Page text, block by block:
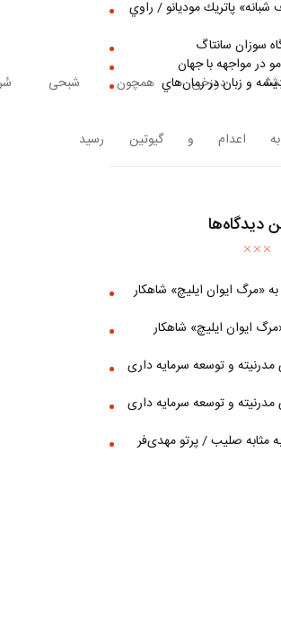
دوزخی همچون شبحی
و به اعدام و گیوتین رسید
پاتريك موديانو / راوي
سوزان سانتاگ
در مواجهه با جهان
و زبان در رمان‌هاي
دیدگاه‌ها
«مرگ ايوان ايليچ» شاهکار
ايوان ايليچ» شاهکار
مدرنیته و توسعه سرمایه داری
مدرنیته و توسعه سرمایه داری
مثابه صلیب / پرتو مهدی‌فر